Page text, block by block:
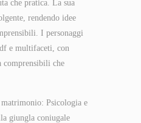
che pratica. La sua
rendendo idee
I personaggi
e multifaceti, con
comprensibili che
Psicologia e
giungla coniugale